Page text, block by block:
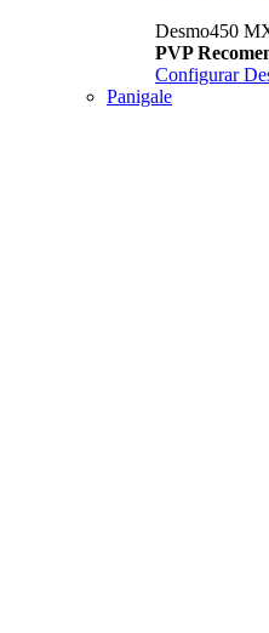
Desmo450
PVP
Configurar
Panigale